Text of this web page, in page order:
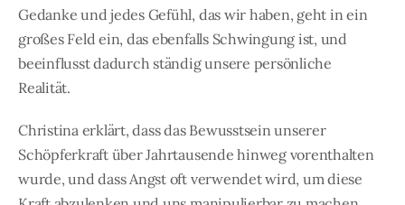
Gedanke und jedes Gefühl, das wir haben, geht in ein
großes Feld ein, das ebenfalls Schwingung ist, und
beeinflusst dadurch ständig unsere persönliche
Realität.
Christina erklärt, dass das Bewusstsein unserer
Schöpferkraft über Jahrtausende hinweg vorenthalten
wurde, und dass Angst oft verwendet wird, um diese